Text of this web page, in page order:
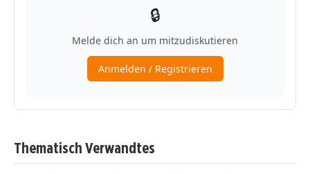
Thematisch Verwandtes